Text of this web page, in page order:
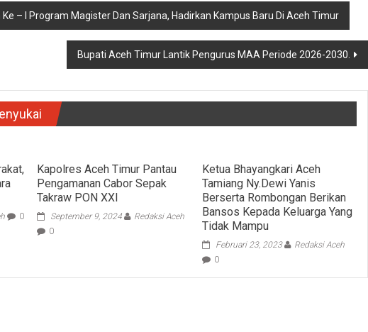
– I Program Magister Dan Sarjana, Hadirkan Kampus Baru Di Aceh Timur
Bupati Aceh Timur Lantik Pengurus MAA Periode 2026-2030.
0
Kapolres Aceh Timur Pantau
Pengamanan Cabor Sepak
Takraw PON XXI
September 9, 2024
Redaksi Aceh
0
Ketua Bhayangkari Aceh
Tamiang Ny.Dewi Yanis
Berserta Rombongan Berikan
Bansos Kepada Keluarga Yang
Tidak Mampu
Februari 23, 2023
Redaksi Aceh
0